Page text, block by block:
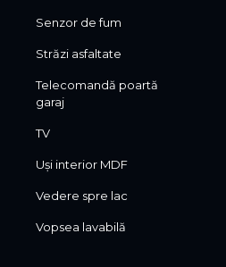
Senzor de fum
Străzi asfaltate
Telecomandă poartă
garaj
TV
Uși interior MDF
Vedere spre lac
Vopsea lavabilă